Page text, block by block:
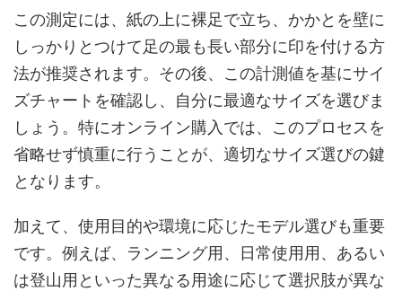
この測定には、紙の上に裸足で立ち、かかとを壁に
しっかりとつけて足の最も長い部分に印を付ける方
法が推奨されます。その後、この計測値を基にサイ
ズチャートを確認し、自分に最適なサイズを選びま
しょう。特にオンライン購入では、このプロセスを
省略せず慎重に行うことが、適切なサイズ選びの鍵
となります。
加えて、使用目的や環境に応じたモデル選びも重要
です。例えば、ランニング用、日常使用用、あるい
は登山用といった異なる用途に応じて選択肢が異な